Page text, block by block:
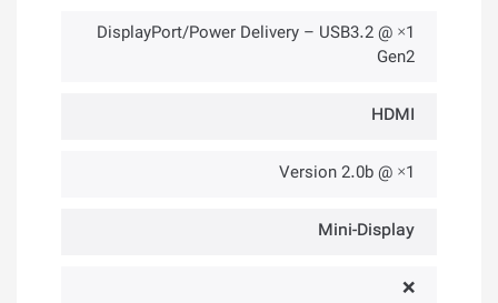
1× @ DisplayPort/Power Delivery – USB3.2
Gen2
HDMI
1× @ Version 2.0b
Mini-Display
❌